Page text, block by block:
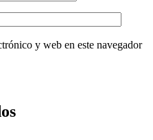
y web en este navegador